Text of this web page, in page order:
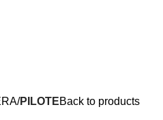
PILOTEBack to products